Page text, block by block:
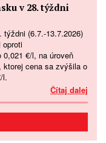
v 28. týždni
(6.7.-13.7.2026)
oproti
€/l, na úroveň
ktorej cena sa zvýšila o
l.
Čítaj dalej